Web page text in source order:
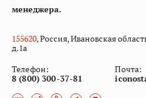
менеджера.
155620, Россия, Ивановская
д.1а
Телефон:
8 (800) 300-37-81
Почта: